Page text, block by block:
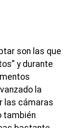
son las que
y durante
la
las cámaras
también